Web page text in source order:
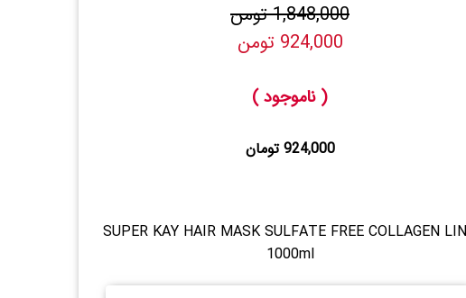
1,848,000 تومن
924,000 تومن
( ناموجود )
924,000 تومان
SUPER KAY HAIR MASK SULFATE FREE COLLAGEN
1000ml